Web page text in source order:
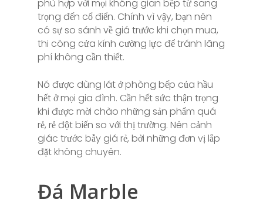
phù hợp với mọi không gian bếp từ sang
trọng đến cổ điển. Chính vì vậy, bạn nên
có sự so sánh về giá trước khi chọn mua,
thi công cửa kính cường lực để tránh lãng
phí không cần thiết.
Nó được dùng lát ở phòng bếp của hầu
hết ở mọi gia đình. Cần hết sức thận trọng
khi được mời chào những sản phẩm quá
rẻ, rẻ đột biến so với thị trường. Nên cảnh
giác trước bẫy giá rẻ, bởi những đơn vị lắp
đặt không chuyên.
Đá Marble